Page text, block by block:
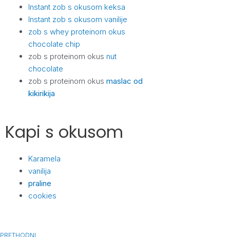
Instant zob s okusom keksa
Instant zob s okusom vanilije
zob s whey proteinom okus
chocolate chip
zob s proteinom okus nut
chocolate
zob s proteinom okus maslac od
kikirikija
Kapi s okusom
Karamela
vanilija
praline
cookies
PRETHODNI